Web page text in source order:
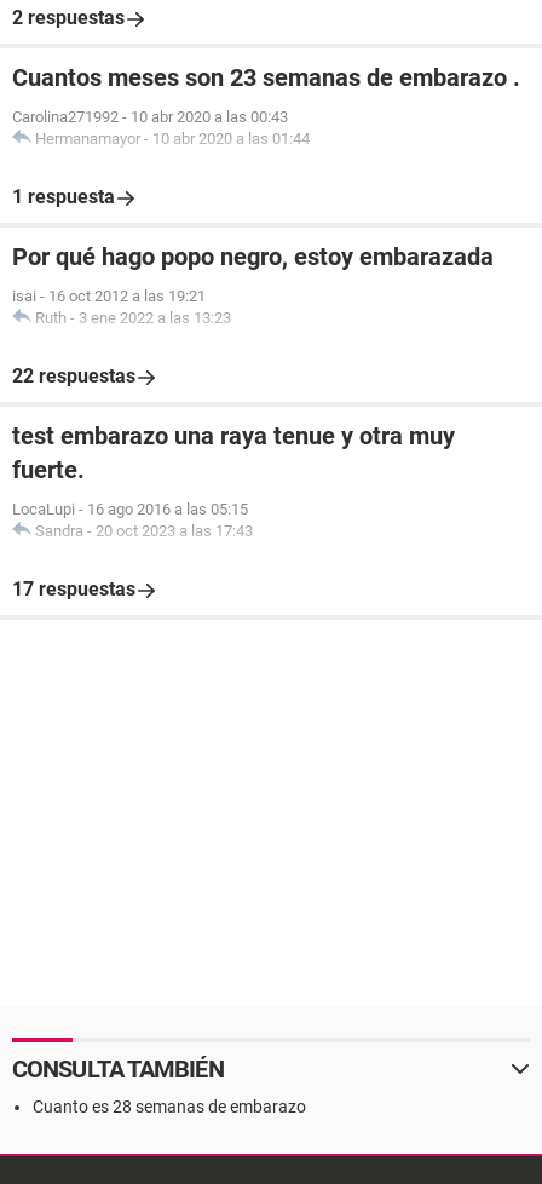
2 respuestas
Cuantos meses son 23 semanas de embarazo .
Carolina271992 - 10 abr 2020 a las 00:43
Hermanamayor - 10 abr 2020 a las 01:44
1 respuesta
Por qué hago popo negro, estoy embarazada
isai - 16 oct 2012 a las 19:21
Ruth - 3 ene 2022 a las 13:23
22 respuestas
test embarazo una raya tenue y otra muy
fuerte.
LocaLupi - 16 ago 2016 a las 05:15
Sandra - 20 oct 2023 a las 17:43
17 respuestas
CONSULTA TAMBIÉN
Cuanto es 28 semanas de embarazo